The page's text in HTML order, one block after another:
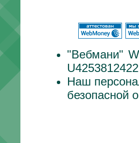
"Вебмани"
Наш
безопасной